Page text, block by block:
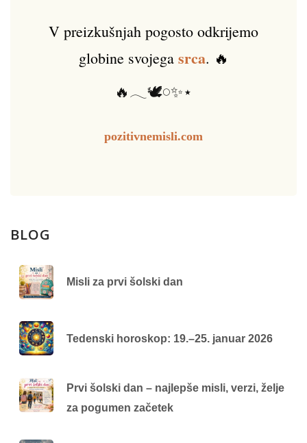
V preizkušnjah pogosto odkrijemo
globine svojega srca. 🔥
🔥𓂃🕊️𓏸✨⋆
pozitivnemisli.com
BLOG
Misli za prvi šolski dan
Tedenski horoskop: 19.–25. januar 2026
Prvi šolski dan – najlepše misli, verzi, želje
za pogumen začetek